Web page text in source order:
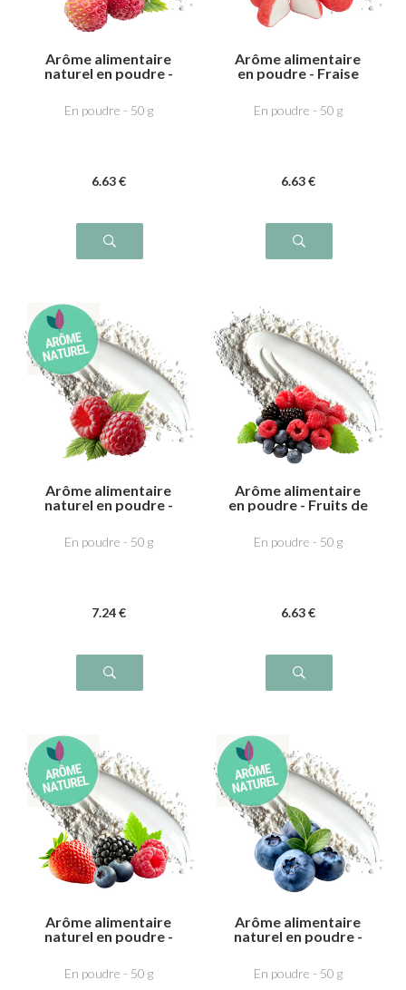
Arôme alimentaire
naturel en poudre -
En poudre - 50 g
6.63 €
Arôme alimentaire
en poudre - Fraise
En poudre - 50 g
6.63 €
Arôme alimentaire
naturel en poudre -
En poudre - 50 g
7.24 €
Arôme alimentaire
en poudre - Fruits de
En poudre - 50 g
6.63 €
Arôme alimentaire
naturel en poudre -
En poudre - 50 g
Arôme alimentaire
naturel en poudre -
En poudre - 50 g